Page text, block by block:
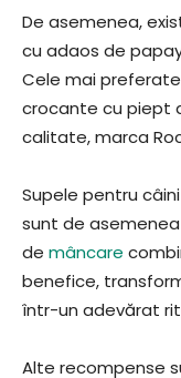
De asemenea,
cu adaos de
Cele mai
crocante cu piept
calitate, marca
Supele pentru
sunt de
de mâncare
benefice,
într-un adevărat
Alte recompense